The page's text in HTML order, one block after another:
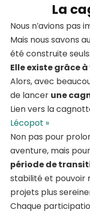
La
Nous n’avions pas
Mais nous savons
été construite seuls.
Elle existe grâce à
Alors, avec
de lancer une
Lien vers la
Lécopot »
Non pas pour
aventure, mais pour
période de
stabilité et pouvoir
projets plus
Chaque